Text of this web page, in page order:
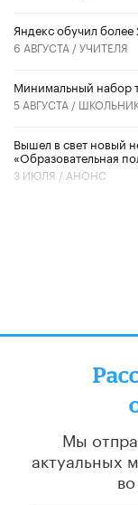
​Яндекс обучил более
6 АВГУСТА /УЧИТЕЛЯ
Минимальный набор
5 АВГУСТА /
Вышел в свет новый
«Образовательная
3 ИЮЛЯ / АНОНС
Мы
актуальных